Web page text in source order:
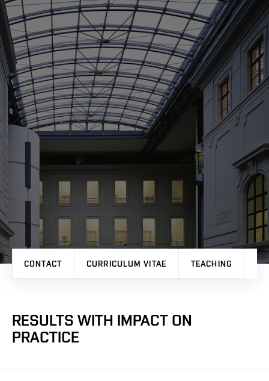
CONTACT CURRICULUM VITAE TEACHING
RESULTS WITH IMPACT ON
PRACTICE